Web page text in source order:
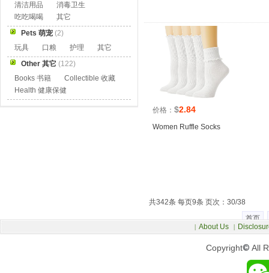
价格： $2.84
Women Ruffle Socks
共342条 每页9条 页次：30/38
首页
清洁用品
消毒卫生
吃吃喝喝
其它
Pets 萌宠 (2)
玩具
口粮 护理
其它
Other 其它 (122)
Books 书籍
Collectible 收藏
Health 健康保健
Copyright© All
| About Us |